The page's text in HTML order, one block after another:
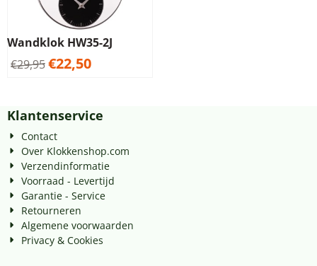
Wandklok HW35-2J
€29,95€22,50
Klantenservice
Contact
Over Klokkenshop.com
Verzendinformatie
Voorraad - Levertijd
Garantie - Service
Retourneren
Algemene voorwaarden
Privacy & Cookies